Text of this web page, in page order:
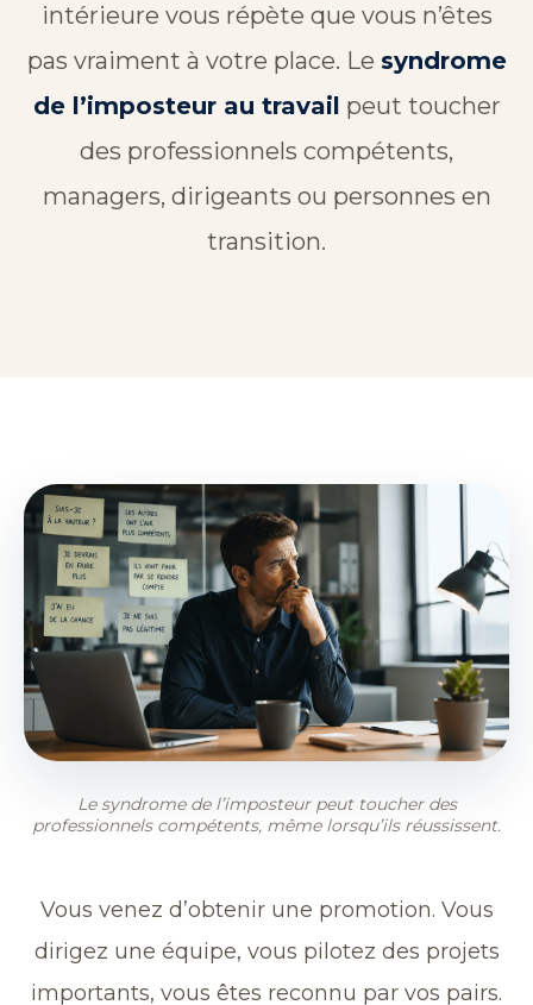
intérieure vous répète que vous n’êtes
pas vraiment à votre place. Le syndrome
de l’imposteur au travail peut toucher
des professionnels compétents,
managers, dirigeants ou personnes en
transition.
Le syndrome de l’imposteur peut toucher des
professionnels compétents, même lorsqu’ils réussissent.
Vous venez d’obtenir une promotion. Vous
dirigez une équipe, vous pilotez des projets
importants, vous êtes reconnu par vos pairs.